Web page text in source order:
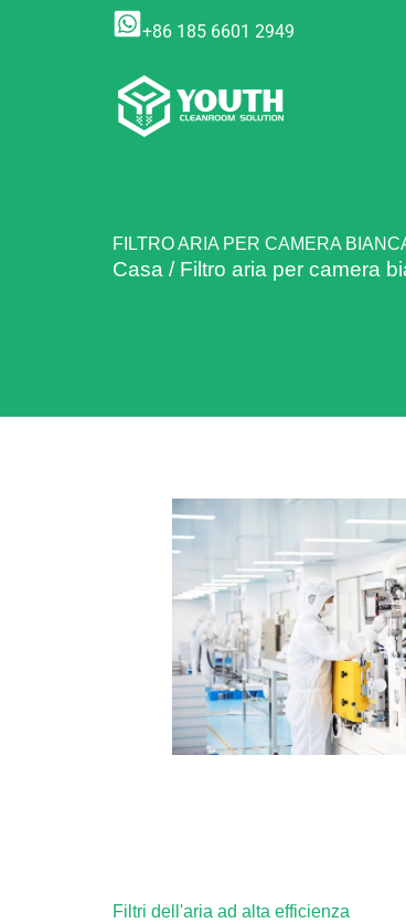
+86 185 6601 2949
FILTRO ARIA PER CAMERA
Casa / Filtro aria per camera
Filtri dell'aria ad alta efficienza